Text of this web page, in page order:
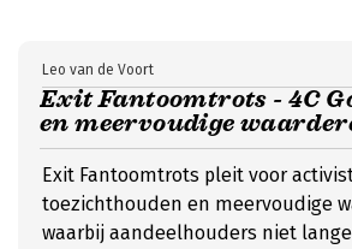
Exit Fantoomtrots - 4C
en meervoudige
Leo van de Voort
Exit Fantoomtrots pleit voor
toezichthouden en meervoudige
waarbij aandeelhouders niet